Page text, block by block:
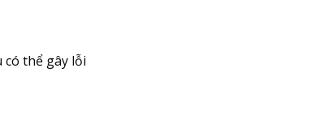
có thể gây lỗi